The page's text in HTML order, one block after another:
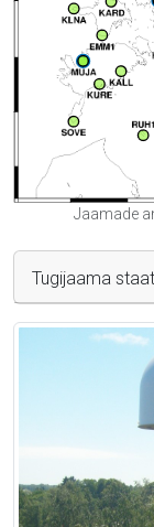
Jaamade
Tugijaama